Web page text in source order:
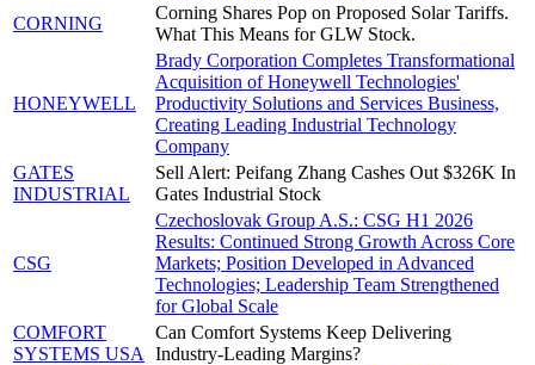
CORNING
Corning Shares Pop on Proposed Solar Tariffs.
What This Means for GLW Stock.
HONEYWELL
Brady Corporation Completes Transformational
Acquisition of Honeywell Technologies'
Productivity Solutions and Services Business,
Creating Leading Industrial Technology
Company
GATES
INDUSTRIAL
Sell Alert: Peifang Zhang Cashes Out $326K In
Gates Industrial Stock
CSG
Czechoslovak Group A.S.: CSG H1 2026
Results: Continued Strong Growth Across Core
Markets; Position Developed in Advanced
Technologies; Leadership Team Strengthened
for Global Scale
COMFORT
SYSTEMS USA
Can Comfort Systems Keep Delivering
Industry-Leading Margins?